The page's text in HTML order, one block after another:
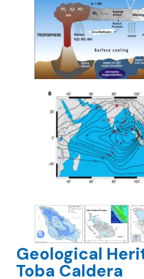
Geological
Toba Caldera